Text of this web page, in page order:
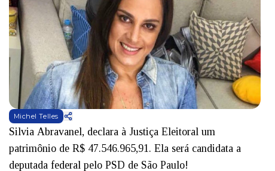
Michel Telles
Silvia Abravanel, declara à Justiça Eleitoral um
patrimônio de R$ 47.546.965,91. Ela será candidata a
deputada federal pelo PSD de São Paulo!